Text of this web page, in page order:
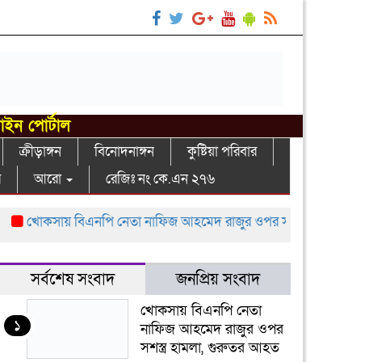
পোর্টাল
ক্রীড়াঙ্গন বিনোদনাঙ্গন
কুষ্টিয়া পরিবার
আরো রেজিঃ নং কে.এন ২৭৬
খোকসায় বিএনপি নেতা নাফিজ আহমেদ রাজুর ওপর সশস্ত্র হামলা, গুরুতর
সর্বশেষ সংবাদ জনপ্রিয় সংবাদ
১
খোকসায় বিএনপি নেতা
নাফিজ আহমেদ রাজুর ওপর
সশস্ত্র হামলা, গুরুতর আহত